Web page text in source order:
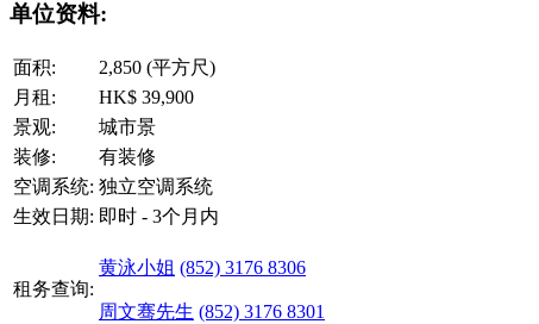
单位资料:
面积:
2,850 (平方尺)
月租:
HK$ 39,900
景观:
城市景
装修:
有装修
空调系统: 独立空调系统
生效日期: 即时 - 3个月内
租务查询:
黄泳小姐 (852) 3176 8306
周文骞先生 (852) 3176 8301